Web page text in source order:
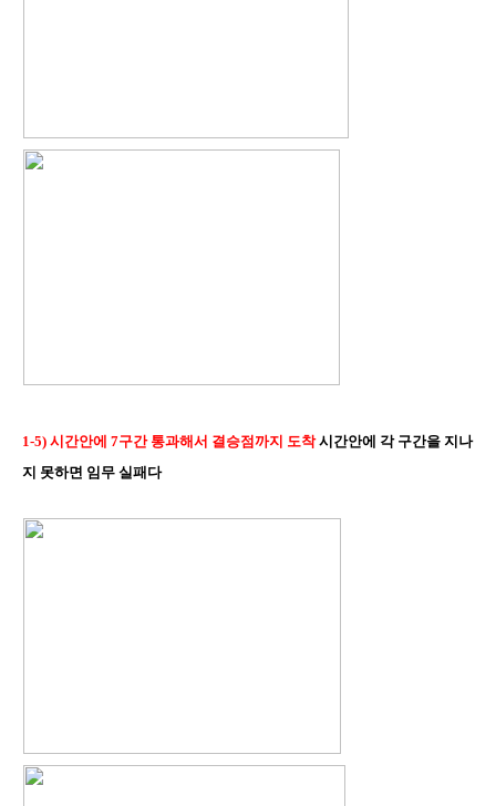
1-5) 시간안에 7구간 통과해서 결승점까지 도착시간안에 각 구간을 지나
지 못하면 임무 실패다